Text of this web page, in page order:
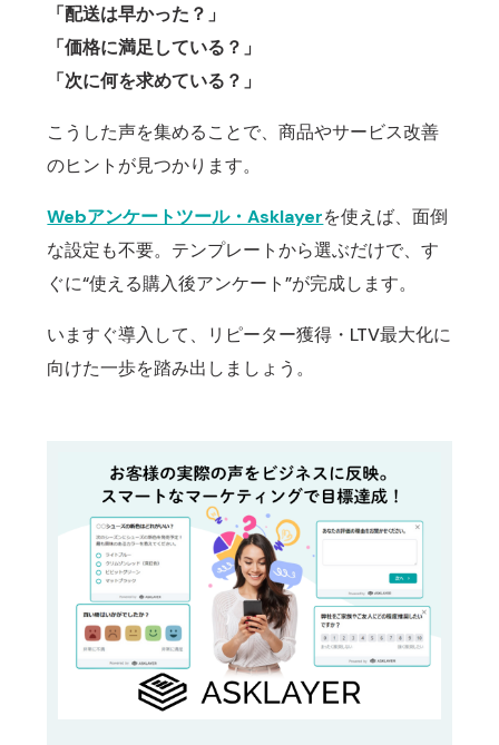
「配送は早かった？」
「価格に満足している？」
「次に何を求めている？」
こうした声を集めることで、商品やサービス改善
のヒントが見つかります。
Webアンケートツール・Asklayerを使えば、面倒
な設定も不要。 テンプレートから選ぶだけで、す
ぐに“使える購入後アンケート”が完成します。
いますぐ導入して、リピーター獲得・LTV最大化に
向けた一歩を踏み出しましょう。